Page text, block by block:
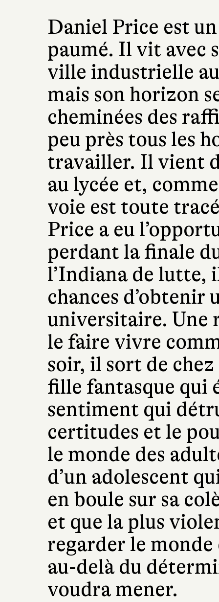
Daniel Price est
paumé. Il vit avec
ville industrielle
mais son horizon
cheminées des
peu près tous les
travailler. Il vient
au lycée et,
voie est toute
Price a eu
perdant la finale
l’Indiana de lutte,
chances d’obtenir
universitaire. Une
le faire vivre
soir, il sort de
fille fantasque qui
sentiment qui
certitudes et le
le monde des
d’un adolescent
en boule sur sa
et que la plus
regarder le
au-delà du
voudra mener.